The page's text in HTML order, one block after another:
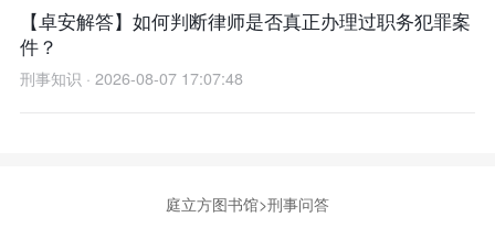
【卓安解答】如何判断律师是否真正办理过职务犯罪案
件？
刑事知识 · 2026-08-07 17:07:48
庭立方图书馆>刑事问答